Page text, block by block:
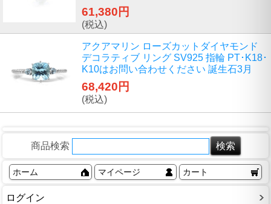
61,380円
(税込)
アクアマリン ローズカットダイヤモンド
デコラティブ リング SV925 指輪 PT･K18･
K10はお問い合わせください 誕生石3月
68,420円
(税込)
商品検索
ホーム マイページ カート
ログイン